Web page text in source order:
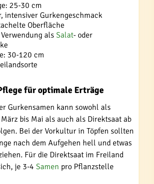
25-30 cm
intensiver Gurkengeschmack
Oberfläche
als Salat- oder
30-120 cm
für optimale Erträge
Gurkensamen kann sowohl als
bis Mai als auch als Direktsaat ab
Bei der Vorkultur in Töpfen sollten
nach dem Aufgehen hell und etwas
Für die Direktsaat im Freiland
je 3-4 Samen pro Pflanzstelle